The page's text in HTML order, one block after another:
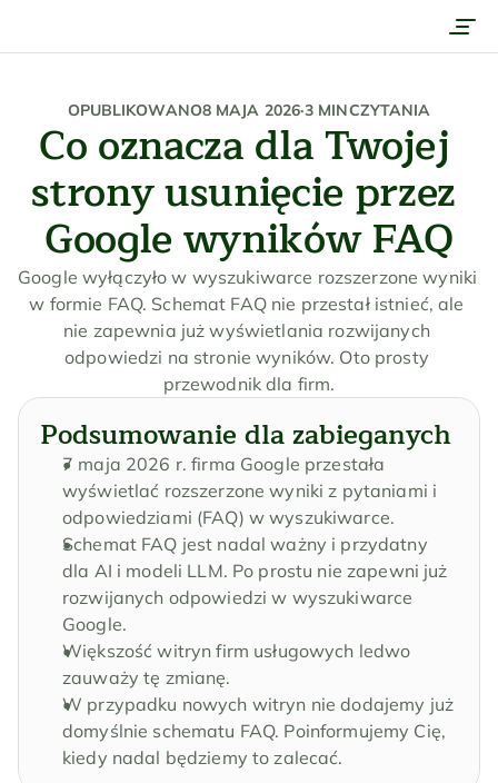
Praca
Firma
Cennik
Kontakt
Uzyskaj wycenę
Umów rozmowę
OPUBLIKOWANO8 MAJA 2026·3 MINCZYTANIA
Co oznacza dla Twojej
strony usunięcie przez
Google wyników FAQ
Google wyłączyło w wyszukiwarce rozszerzone wyniki
w formie FAQ. Schemat FAQ nie przestał istnieć, ale
nie zapewnia już wyświetlania rozwijanych
odpowiedzi na stronie wyników. Oto prosty
przewodnik dla firm.
Podsumowanie dla zabieganych
7 maja 2026 r. firma Google przestała
wyświetlać rozszerzone wyniki z pytaniami i
odpowiedziami (FAQ) w wyszukiwarce.
Schemat FAQ jest nadal ważny i przydatny
dla AI i modeli LLM. Po prostu nie zapewni już
rozwijanych odpowiedzi w wyszukiwarce
Google.
Większość witryn firm usługowych ledwo
zauważy tę zmianę.
W przypadku nowych witryn nie dodajemy już
domyślnie schematu FAQ. Poinformujemy Cię,
kiedy nadal będziemy to zalecać.